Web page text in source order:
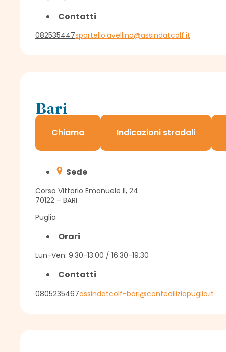
Contatti
082535447sportello.avellino@assindatcolf.it
Bari
Delegazione Assindatcolf c/o Confedilizia
Chiama Indicazioni stradali
Sede
Corso Vittorio Emanuele II, 24
70122 – BARI
Puglia
Orari
Lun-Ven: 9.30-13.00 / 16.30-19.30
Contatti
0805235467assindatcolf-bari@confediliziapuglia.it